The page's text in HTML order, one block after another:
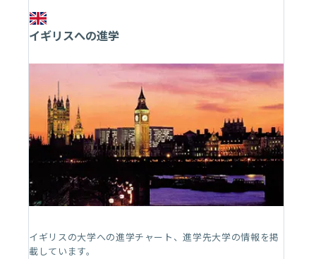
イギリスへの進学
イギリスの大学への進学チャート、進学先大学の情報を掲
載しています。